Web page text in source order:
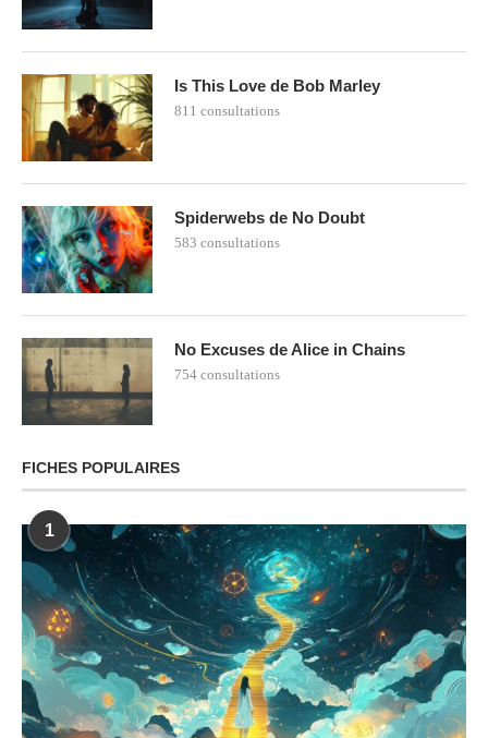
Is This Love de Bob Marley
811 consultations
Spiderwebs de No Doubt
583 consultations
No Excuses de Alice in Chains
754 consultations
FICHES POPULAIRES
1